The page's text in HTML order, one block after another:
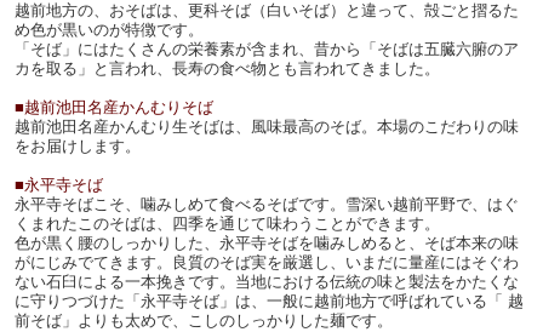
越前地方の、おそばは、更科そば（白いそば）と違って、殻ごと摺るた
め色が黒いのが特徴です。
「そば」にはたくさんの栄養素が含まれ、昔から「そばは五臓六腑のア
カを取る」と言われ、長寿の食べ物とも言われてきました。
■越前池田名産かんむりそば
越前池田名産かんむり生そばは、風味最高のそば。本場のこだわりの味
をお届けします。
■永平寺そば
永平寺そばこそ、噛みしめて食べるそばです。雪深い越前平野で、はぐ
くまれたこのそばは、四季を通じて味わうことができます。
色が黒く腰のしっかりした、永平寺そばを噛みしめると、そば本来の味
がにじみでてきます。良質のそば実を厳選し、いまだに量産にはそぐわ
ない石臼による一本挽きです。当地における伝統の味と製法をかたくな
に守りつづけた「永平寺そば」は、一般に越前地方で呼ばれている「 越
前そば」よりも太めで、こしのしっかりした麺です。